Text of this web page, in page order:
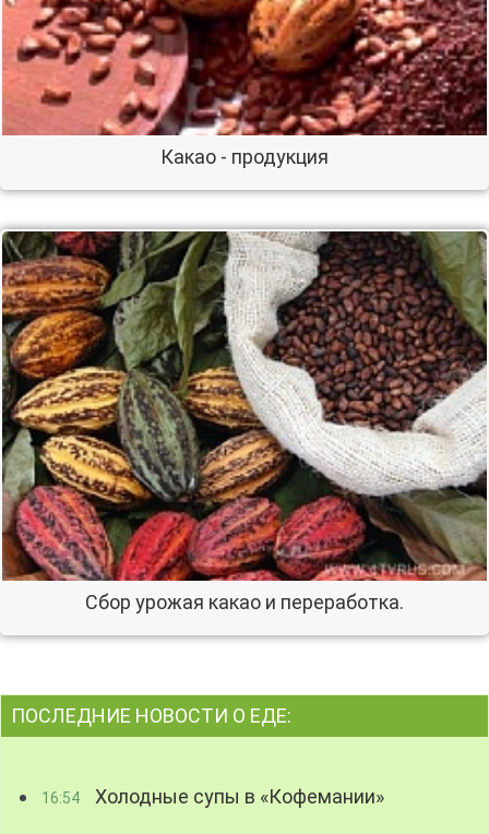
Какао - продукция
Сбор урожая какао и переработка.
ПОСЛЕДНИЕ НОВОСТИ О ЕДЕ:
16:54 Холодные супы в «Кофемании»